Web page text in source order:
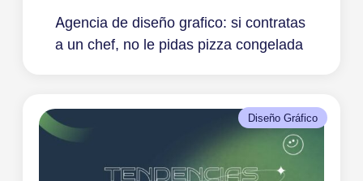
Agencia de diseño grafico: si contratas
a un chef, no le pidas pizza congelada
Diseño Gráfico